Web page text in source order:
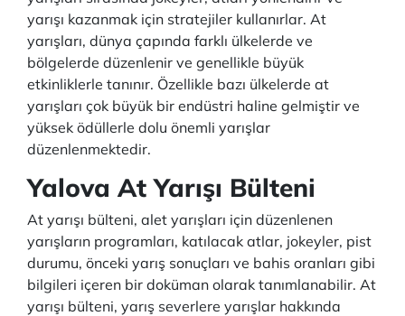
yarışı kazanmak için stratejiler kullanırlar. At
yarışları, dünya çapında farklı ülkelerde ve
bölgelerde düzenlenir ve genellikle büyük
etkinliklerle tanınır. Özellikle bazı ülkelerde at
yarışları çok büyük bir endüstri haline gelmiştir ve
yüksek ödüllerle dolu önemli yarışlar
düzenlenmektedir.
Yalova At Yarışı Bülteni
At yarışı bülteni, alet yarışları için düzenlenen
yarışların programları, katılacak atlar, jokeyler, pist
durumu, önceki yarış sonuçları ve bahis oranları gibi
bilgileri içeren bir doküman olarak tanımlanabilir. At
yarışı bülteni, yarış severlere yarışlar hakkında